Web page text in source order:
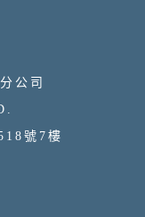
公司
號7樓